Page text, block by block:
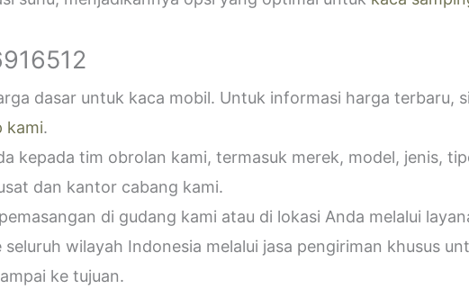
dasar untuk kaca mobil. Untuk informasi harga terbaru,
kami.
kepada tim obrolan kami, termasuk merek, model, jenis,
dan kantor cabang kami.
di gudang kami atau di lokasi Anda melalui
wilayah Indonesia melalui jasa pengiriman khusus
ke tujuan.